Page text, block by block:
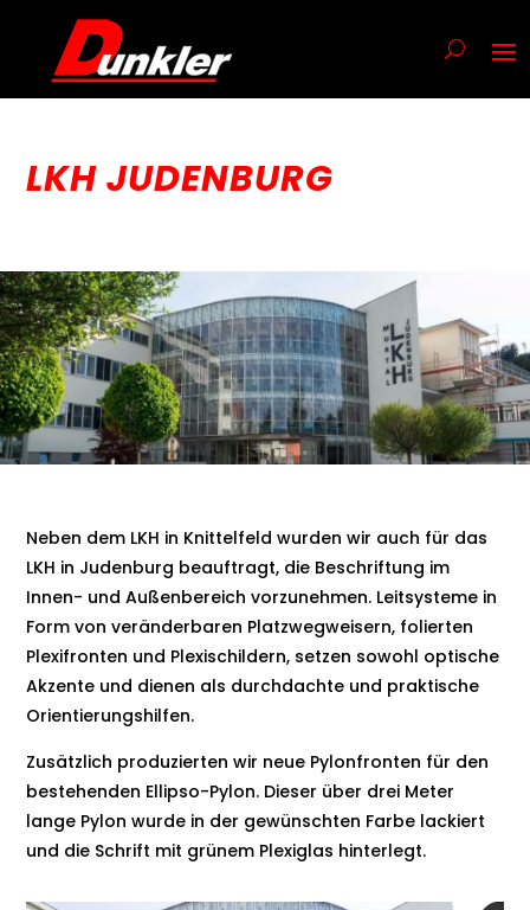
LKH JUDENBURG
Neben dem LKH in Knittelfeld wurden wir auch für das
LKH in Judenburg beauftragt, die Beschriftung im
Innen- und Außenbereich vorzunehmen. Leitsysteme in
Form von veränderbaren Platzwegweisern, folierten
Plexifronten und Plexischildern, setzen sowohl optische
Akzente und dienen als durchdachte und praktische
Orientierungshilfen.
Zusätzlich produzierten wir neue Pylonfronten für den
bestehenden Ellipso-Pylon. Dieser über drei Meter
lange Pylon wurde in der gewünschten Farbe lackiert
und die Schrift mit grünem Plexiglas hinterlegt.